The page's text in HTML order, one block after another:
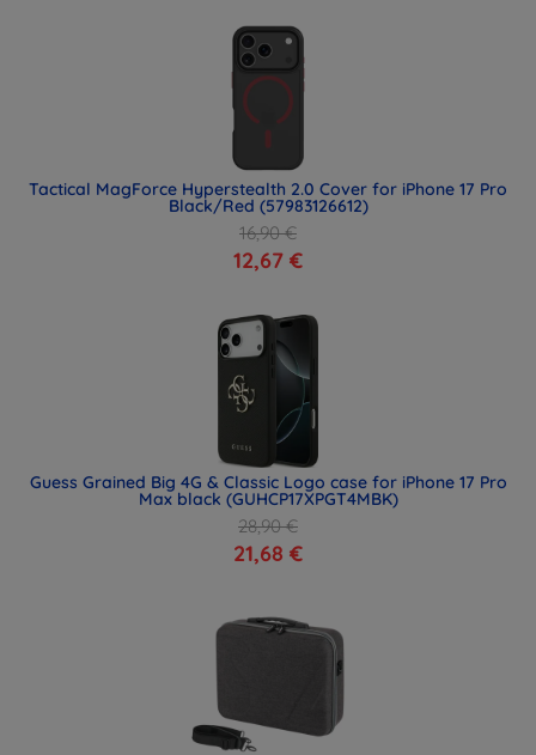
Tactical MagForce Hyperstealth 2.0 Cover for iPhone 17 Pro
Black/Red (57983126612)
16,90 €
12,67 €
Guess Grained Big 4G & Classic Logo case for iPhone 17 Pro
Max black (GUHCP17XPGT4MBK)
28,90 €
21,68 €